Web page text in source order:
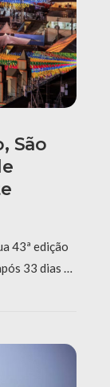
São
43ª edição
33 dias …